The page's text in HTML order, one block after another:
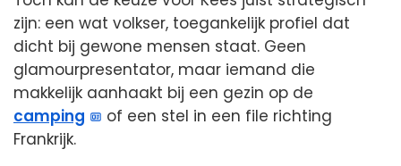
zijn: een wat volkser, toegankelijk profiel dat
dicht bij gewone mensen staat. Geen
glamourpresentator, maar iemand die
makkelijk aanhaakt bij een gezin op de
camping
of een stel in een file richting
Frankrijk.